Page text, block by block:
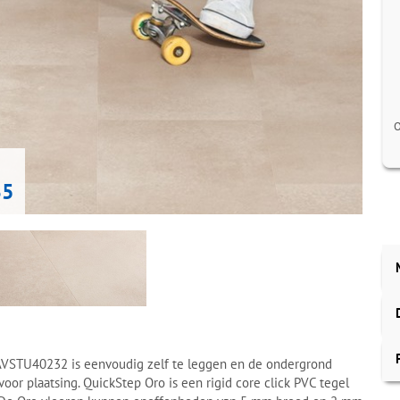
is eenvoudig zelf te leggen en de ondergrond
plaatsing. QuickStep Oro is een rigid core click PVC tegel